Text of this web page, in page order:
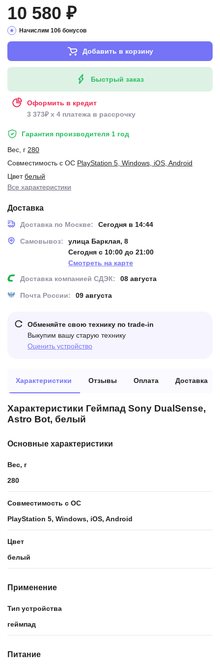
Гарантия производителя 1 год
Вес, г 280
Совместимость с ОС PlayStation 5, Windows, iOS, Android
Цветбелый
Все характеристики
Доставка
Доставка по Москве: Сегодня в 14:44
Самовывоз:
улица Барклая, 8
Сегодня с 10:00 до 21:00
Смотреть на карте
Доставка компанией СДЭК:
08 августа
Почта России: 09 августа
Обменяйте свою технику по trade-in
Выкупим вашу старую технику
Оценить устройство
10 580 ₽
Начислим 106 бонусов
Добавить в корзину
Быстрый заказ
Оформить в кредит
3 373₽ x 4 платежа в рассрочку
Характеристики Отзывы Оплата Доставка
Характеристики Геймпад Sony DualSense,
Astro Bot, белый
Основные характеристики
Вес, г
280
Совместимость с ОС
PlayStation 5, Windows, iOS, Android
Цвет
белый
Применение
Тип устройства
геймпад
Питание